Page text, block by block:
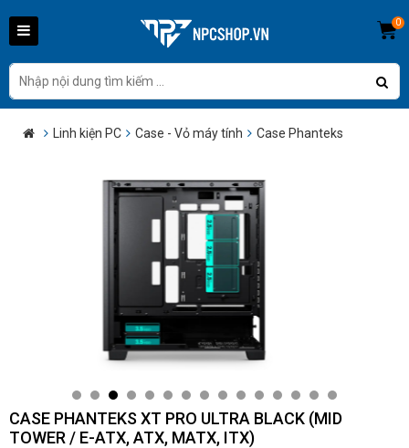
0
Linh kiện PC Case - Vỏ máy tính Case Phanteks
CASE PHANTEKS XT PRO ULTRA BLACK (MID
TOWER / E-ATX, ATX, MATX, ITX)